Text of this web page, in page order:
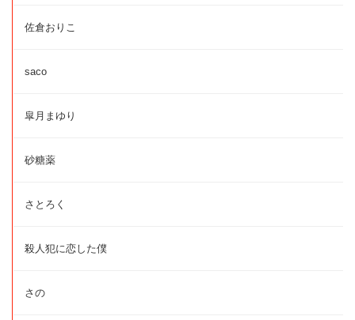
佐倉おりこ
saco
皐月まゆり
砂糖薬
さとろく
殺人犯に恋した僕
さの